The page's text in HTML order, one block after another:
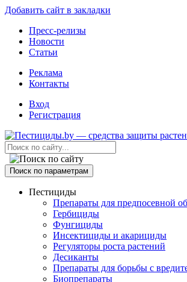
Добавить сайт в закладки
Пресс-релизы
Новости
Статьи
Реклама
Контакты
Вход
Регистрация
Поиск по параметрам
Пестициды
Препараты для предпосевной
Гербициды
Фунгициды
Инсектициды и акарициды
Регуляторы роста растений
Десиканты
Препараты для борьбы с
Биопрепараты